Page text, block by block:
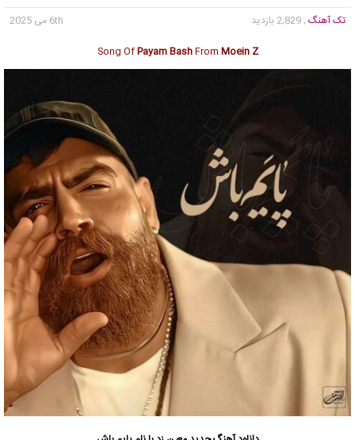
تک آهنگ , 2,829 بازدید
6th می 2025
Song OfPayam BashFrom Moein Z